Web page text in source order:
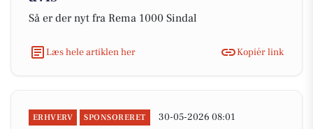
Så er der nyt fra Rema 1000 Sindal
Læs hele artiklen her Kopiér link
ERHVERV SPONSORERET 30-05-2026 08:01